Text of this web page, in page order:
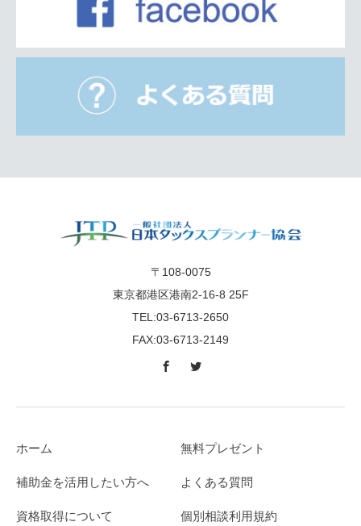
〒108-0075
東京都港区港南2-16-8 25F
TEL:03-6713-2650
FAX:03-6713-2149
ホーム
補助金を活用したい方へ
資格取得について
無料プレゼント
よくある質問
個別相談利用規約